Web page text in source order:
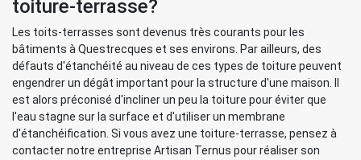
toiture-terrasse?
Les toits-terrasses sont devenus très courants pour les
bâtiments à Questrecques et ses environs. Par ailleurs, des
défauts d'étanchéité au niveau de ces types de toiture peuvent
engendrer un dégât important pour la structure d'une maison. Il
est alors préconisé d'incliner un peu la toiture pour éviter que
l'eau stagne sur la surface et d'utiliser un membrane
d'étanchéification. Si vous avez une toiture-terrasse, pensez à
contacter notre entreprise Artisan Ternus pour réaliser son